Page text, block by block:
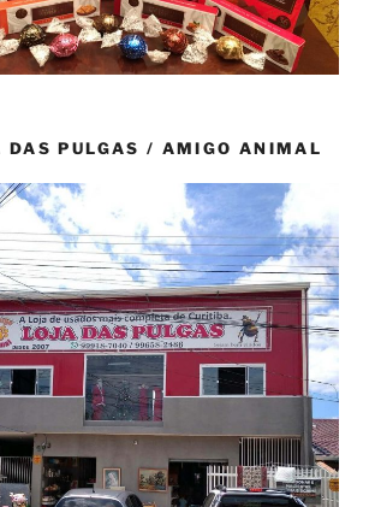
DAS PULGAS / AMIGO ANIMAL